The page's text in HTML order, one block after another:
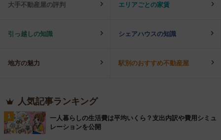
大手不動産屋の評判 エリアごとの家賃
引っ越しの知識 シェアハウスの知識
地方の魅力 駅別のおすすめ不動産屋
人気記事ランキング
1
一人暮らしの生活費は平均いくら？支出内訳や費用シミュ
レーションを公開